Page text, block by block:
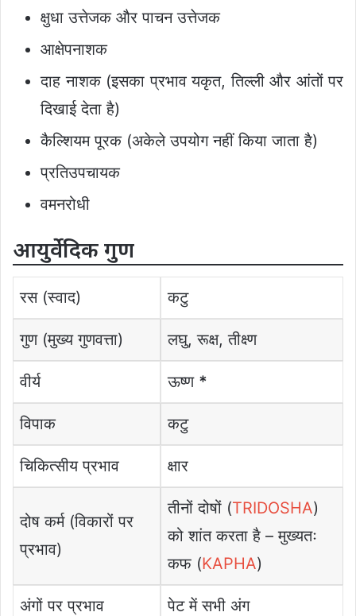
क्षुधा उत्तेजक और पाचन उत्तेजक
आक्षेपनाशक
दाह नाशक (इसका प्रभाव यकृत, तिल्ली और आंतों पर
दिखाई देता है)
कैल्शियम पूरक (अकेले उपयोग नहीं किया जाता है)
प्रतिउपचायक
वमनरोधी
आयुर्वेदिक गुण
रस (स्वाद) कटु
गुण (मुख्य गुणवत्ता) लघु, रूक्ष, तीक्ष्ण
वीर्य ऊष्ण *
विपाक कटु
चिकित्सीय प्रभाव क्षार
दोष कर्म (विकारों पर
प्रभाव)
तीनों दोषों (TRIDOSHA)
को शांत करता है – मुख्यतः
कफ (KAPHA)
अंगों पर प्रभाव पेट में सभी अंग